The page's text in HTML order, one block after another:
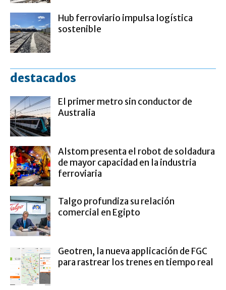
Hub ferroviario impulsa logística
sostenible
destacados
El primer metro sin conductor de
Australia
Alstom presenta el robot de soldadura
de mayor capacidad en la industria
ferroviaria
Talgo profundiza su relación
comercial en Egipto
Geotren, la nueva applicación de FGC
para rastrear los trenes en tiempo real